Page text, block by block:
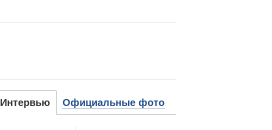
Интервью Официальные фото